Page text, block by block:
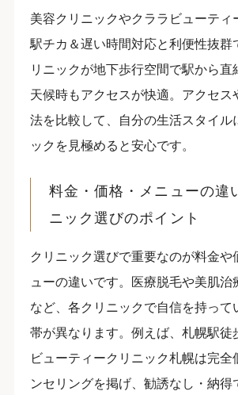
美容クリニックやクララビューティ
駅チカ＆遅い時間対応と利便性抜群
リニックが地下歩行空間で駅から直
天候時もアクセスが快適。アクセス
法を比較して、自分の生活スタイル
ックを見極めると安心です。
料金・価格・メニューの違
ニック選びのポイント
クリニック選びで重要なのが料金や
ューの違いです。医療脱毛や美肌治
など、各クリニックで自信を持って
帯が異なります。例えば、札幌駅徒
ビューティークリニック札幌は完全
ンセリングを掲げ、勧誘なし・納得